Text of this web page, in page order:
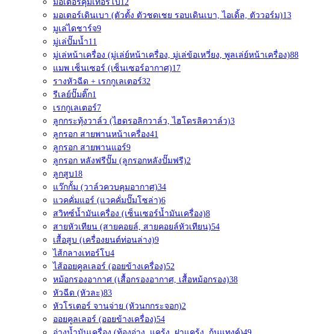
มอเตอร์คุมเทอร์โบ12
มอเตอร์เดินเบา (ตัวตั้ง ตัวชดเชย รอบเดินเบา, ไอเดิ้ล, ตัววอร์ม)13
มูเล่ไดชาร์จ9
มู่เล่ปั๊มน้ำ11
มู่เล่หน้าเครื่อง (มู่เล่ย์หน้าเครื่อง, มู่เล่ข้อเหวี่ยง, พูลเล่ย์หน้าเครื่อง)88
แมพ เซ็นเซอร์ (เซ็นเซอร์อากาศ)17
รางหัวฉีด + เรกกูเลเตอร์32
รีเลย์ปั๊มติ๊ก1
เรกกูเลเตอร์7
ลูกกระทุ้งวาล์ว (ไฮดรอลิกวาล์ว, ไฮโดรลิควาล์ว)3
ลูกรอก สายพานหน้าเครื่อง41
ลูกรอก สายพานแอร์9
ลูกรอก หลังฟรีปั๊ม (ลูกรอกหลังปั๊มฟรี)2
ลูกสูบ18
แว๊กกั้ม (วาล์วควบคุมอากาศ)34
แวคคั่มแอร์ (แวคคั่มปั๊มโซล่า)6
สวิทซ์น้ำมันเครื่อง (เซ็นเซอร์น้ำมันเครื่อง)8
สายหัวเทียน (สายคอยล์, สายคอยล์หัวเทียน)54
เสื้อสูบ (เครื่องยนต์ท่อนล่าง)9
ไส้กลางเทอร์โบ4
ไส้ออยคูลเลอร์ (ออยข้างเครื่อง)52
หม้อกรองอากาศ (เสื้อกรองอากาศ, เสื้อหม้อกรอง)38
หัวฉีด (หัวละ)83
หัวโรเตอร์ จานจ่าย (หัวนกกระจอก)2
ออยคูลเลอร์ (ออยข้างเครื่อง)54